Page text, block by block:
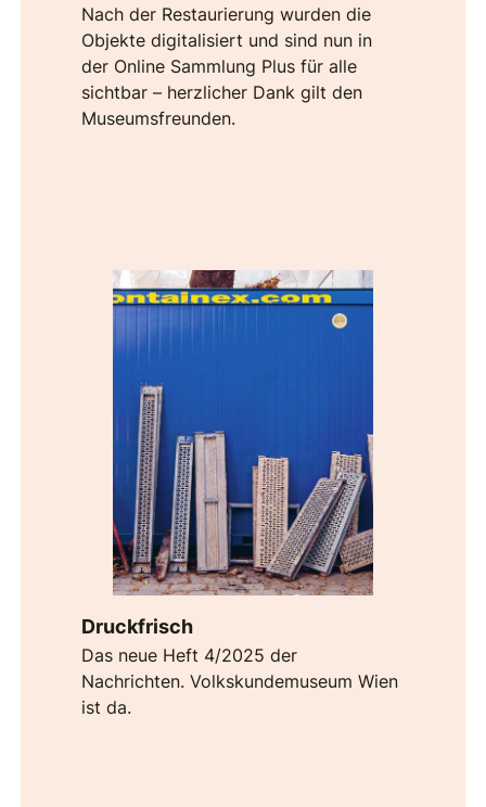
Nach der Restaurierung wurden die
Objekte digitalisiert und sind nun in
der Online Sammlung Plus für alle
sichtbar – herzlicher Dank gilt den
Museumsfreunden.
Druckfrisch
Das neue Heft 4/2025 der
Nachrichten. Volkskundemuseum Wien
ist da.